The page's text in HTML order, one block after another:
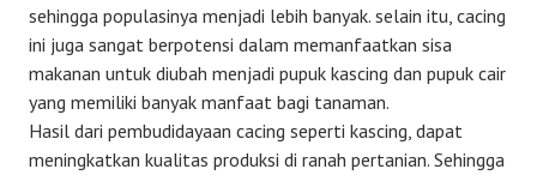
sehingga populasinya menjadi lebih banyak. selain itu, cacing
ini juga sangat berpotensi dalam memanfaatkan sisa
makanan untuk diubah menjadi pupuk kascing dan pupuk cair
yang memiliki banyak manfaat bagi tanaman.
Hasil dari pembudidayaan cacing seperti kascing, dapat
meningkatkan kualitas produksi di ranah pertanian. Sehingga